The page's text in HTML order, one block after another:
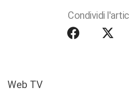
Condividi
Web TV